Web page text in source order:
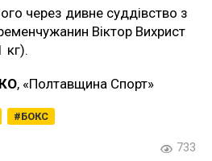
через дивне суддівство з
Віктор Вихрист
кг).
, «Полтавщина Спорт»
БОКС
733